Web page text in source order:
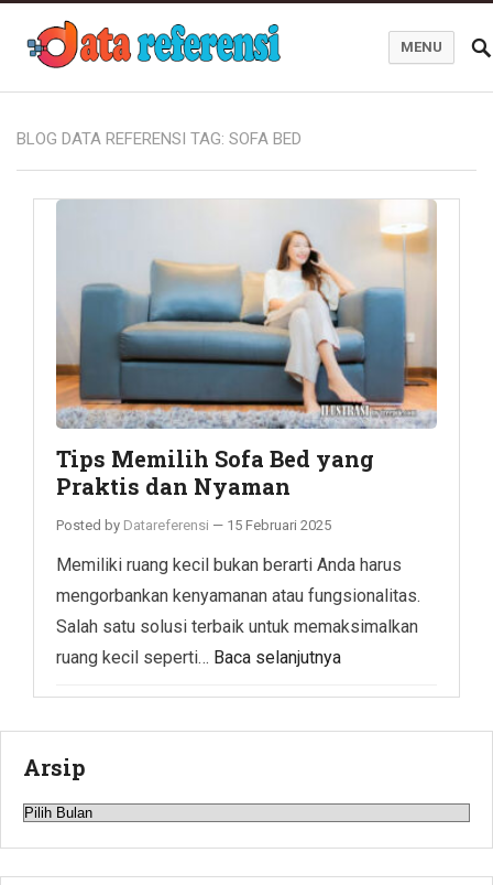
MENU
BLOG DATA REFERENSI TAG: SOFA BED
Tips Memilih Sofa Bed yang
Praktis dan Nyaman
Posted by Datareferensi — 15 Februari 2025
Memiliki ruang kecil bukan berarti Anda harus
mengorbankan kenyamanan atau fungsionalitas.
Salah satu solusi terbaik untuk memaksimalkan
ruang kecil seperti… Baca selanjutnya
Arsip
Arsip